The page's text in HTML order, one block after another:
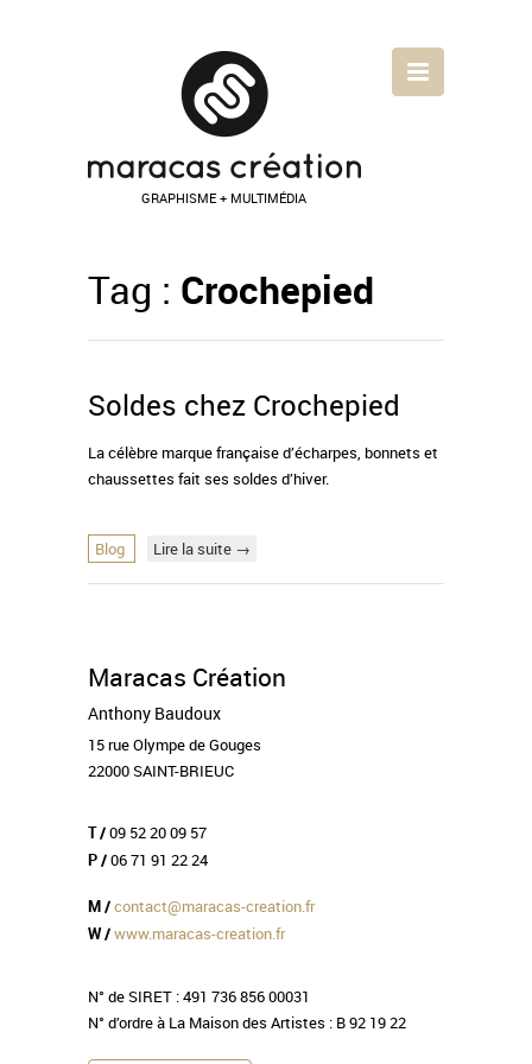
GRAPHISME + MULTIMÉDIA
Tag : Crochepied
Soldes chez Crochepied
La célèbre marque française d’écharpes, bonnets et
chaussettes fait ses soldes d’hiver.
Blog Lire la suite →
Maracas Création
Anthony Baudoux
15 rue Olympe de Gouges
22000 SAINT-BRIEUC
T / 09 52 20 09 57
P / 06 71 91 22 24
M / contact@maracas-creation.fr
W / www.maracas-creation.fr
N° de SIRET : 491 736 856 00031
N° d’ordre à La Maison des Artistes : B 92 19 22